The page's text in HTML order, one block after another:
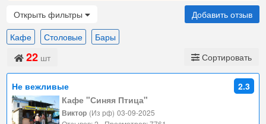
Открыть фильтры
Добавить отзыв
Кафе
Столовые Бары
22 шт Сортировать
Не вежливые
2.3
Кафе "Синяя Птица"
Виктор (Из рф) 03-09-2025